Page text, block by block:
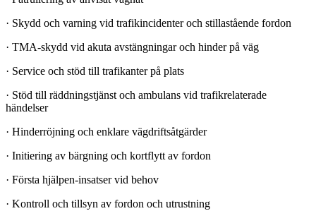
· Skydd och varning vid trafikincidenter och stillastående fordon
· TMA-skydd vid akuta avstängningar och hinder på väg
· Service och stöd till trafikanter på plats
· Stöd till räddningstjänst och ambulans vid trafikrelaterade
händelser
· Hinderröjning och enklare vägdriftsåtgärder
· Initiering av bärgning och kortflytt av fordon
· Första hjälpen-insatser vid behov
· Kontroll och tillsyn av fordon och utrustning